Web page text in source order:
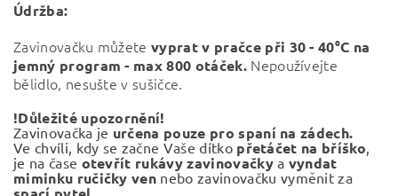
Údržba:
Zavinovačku můžetevyprat v pračce při 30 - 40°C na
jemný program - max 800 otáček. Nepoužívejte
bělidlo, nesušte v sušičce.
!Důležité upozornění!
Zavinovačka je určena pouze pro spaní na zádech.
Ve chvíli, kdy se začne Vaše dítko přetáčet na bříško,
je na čase otevřít rukávy zavinovačkya vyndat
miminku ručičky ven nebo zavinovačku vyměnit za